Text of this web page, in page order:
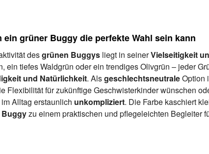
ein grüner Buggy die perfekte Wahl sein kann
desgrünen Buggys liegt in seinerVielseitigkeit
ein tiefes Waldgrün oder ein trendiges Olivgrün – jeder
und Natürlichkeit. AlsgeschlechtsneutraleOption
Flexibilität für zukünftige Geschwisterkinder wünschen
Alltag erstaunlich unkompliziert. Die Farbe kaschiert
zu einem praktischen und pflegeleichten Begleiter